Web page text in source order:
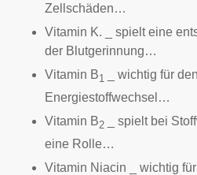
Zellschäden…
Vitamin K. _ spielt eine
der Blutgerinnung…
Vitamin B1
_ wichtig für den
Energiestoffwechsel…
Vitamin B2_ spielt bei
eine Rolle…
Vitamin Niacin _ wichtig